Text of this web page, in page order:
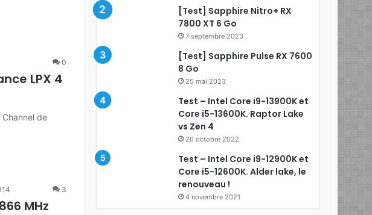
0
LPX 4
de
3
MHz
[Test] Sapphire Nitro+ RX
7800 XT 6 Go
7 septembre 2023
[Test] Sapphire Pulse RX 7600
8 Go
25 mai 2023
Test – Intel Core i9-13900K et
Core i5-13600K. Raptor Lake
vs Zen 4
20 octobre 2022
Test – Intel Core i9-12900K et
Core i5-12600K. Alder lake, le
renouveau !
4 novembre 2021